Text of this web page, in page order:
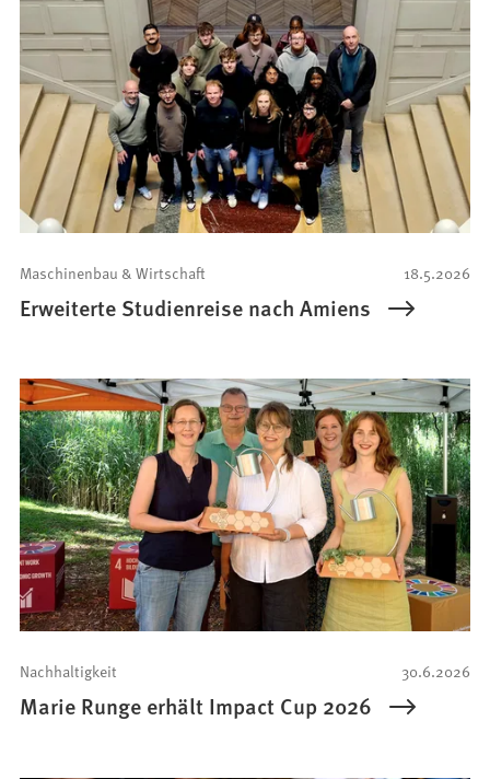
18.5.2026
Maschinenbau & Wirtschaft
Erweiterte Studienreise nach Amiens
30.6.2026
Nachhaltigkeit
Marie Runge erhält Impact Cup 2026